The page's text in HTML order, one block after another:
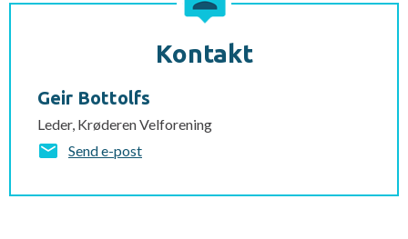
Kontakt
Geir Bottolfs
Leder, Krøderen Velforening
Send e-post